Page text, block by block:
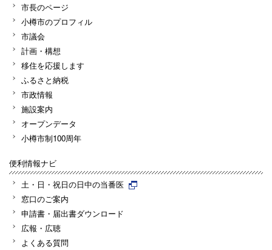
市長のページ
小樽市のプロフィル
市議会
計画・構想
移住を応援します
ふるさと納税
市政情報
施設案内
オープンデータ
小樽市制100周年
便利情報ナビ
土・日・祝日の日中の当番医
窓口のご案内
申請書・届出書ダウンロード
広報・広聴
よくある質問